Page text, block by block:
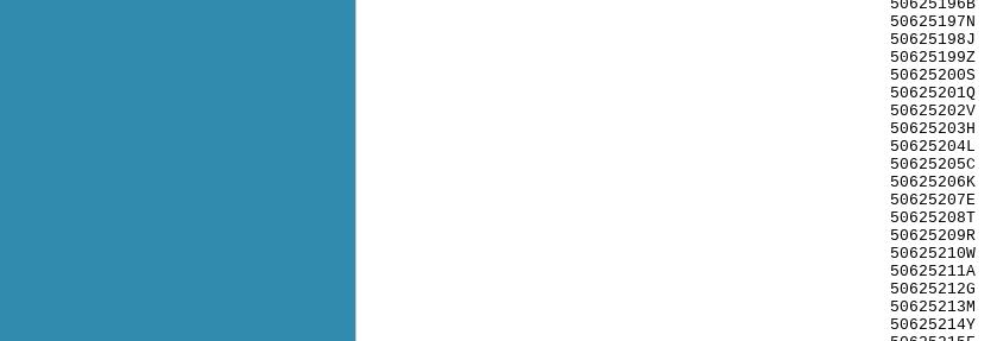
50625196B
50625197N
50625198J
50625199Z
50625200S
50625201Q
50625202V
50625203H
50625204L
50625205C
50625206K
50625207E
50625208T
50625209R
50625210W
50625211A
50625212G
50625213M
50625214Y